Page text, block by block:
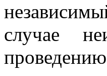
случае
проведению